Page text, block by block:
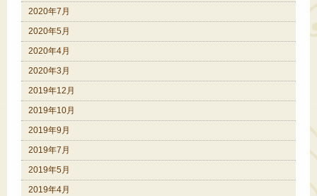
2020年7月
2020年5月
2020年4月
2020年3月
2019年12月
2019年10月
2019年9月
2019年7月
2019年5月
2019年4月